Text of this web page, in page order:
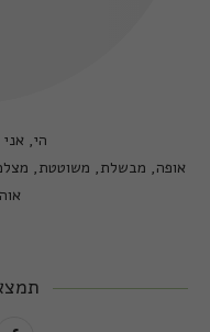
הי,
אופה, מבשלת, משוטטת,